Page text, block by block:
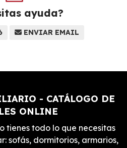
ayuda?
ENVIAR EMAIL
- CATÁLOGO DE
ONLINE
tienes todo lo que necesitas
sofás, dormitorios, armarios,